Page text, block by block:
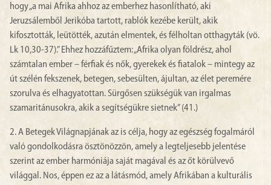
hogy „a mai Afrika ahhoz az emberhez hasonlítható, aki
Jeruzsálemből Jerikóba tartott, rablók kezébe került, akik
kifosztották, leütötték, azután elmentek, és félholtan otthagyták (vö.
Lk 10,30-37).” Ehhez hozzáfűztem: „Afrika olyan földrész, ahol
számtalan ember – férfiak és nők, gyerekek és fiatalok – mintegy az
út szélén fekszenek, betegen, sebesülten, ájultan, az élet peremére
szorulva és elhagyatottan. Sürgősen szükségük van irgalmas
szamaritánusokra, akik a segítségükre sietnek” (41.)
2. A Betegek Világnapjának az is célja, hogy az egészség fogalmáról
való gondolkodásra ösztönözzön, amely a legteljesebb jelentése
szerint az ember harmóniája saját magával és az őt körülvevő
világgal. Nos, éppen ez az a látásmód, amely Afrikában a kulturális